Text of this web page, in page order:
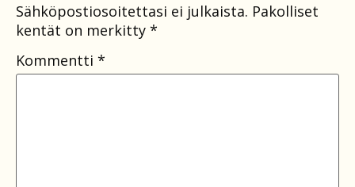
Sähköpostiosoitettasi ei julkaista. Pakolliset
kentät on merkitty *
Kommentti *